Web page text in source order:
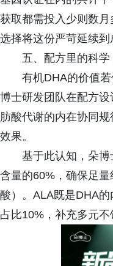
获取都需投入少则数
选择将这份严苛延续
五、配方里的科
有机DHA的价值
博士研发团队在配方
肪酸代谢的内在协同
效果。
基于此认知，朵
含量的60%，确保足
酸）。ALA既是DHA
占比10%，补充多元